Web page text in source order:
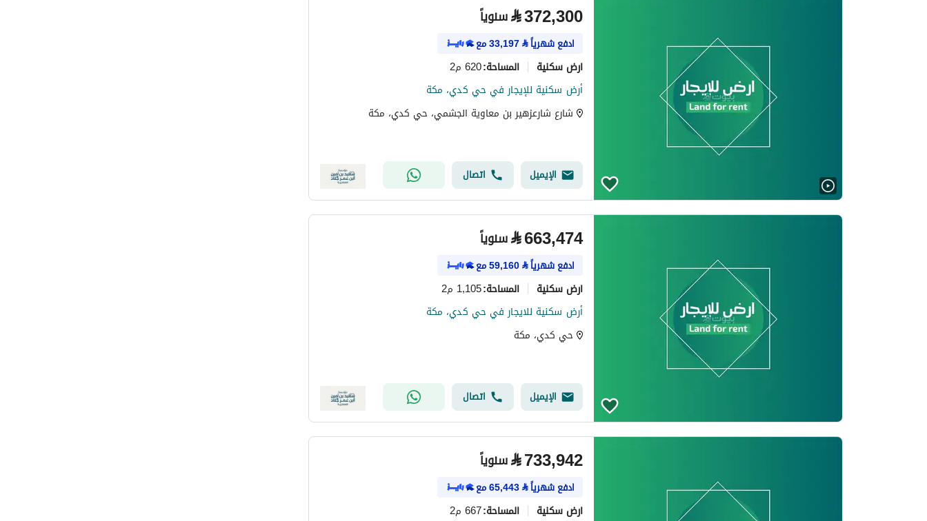
⃁372,300 سنوياً
ادفع شهرياً⃁
33,197مع
ارض سكنية المساحة:620 م2
أرض سكنية للإيجار في حي كدي، مكة
شارع شارعزهير بن معاوية الجشمي، حي كدي، مكة
الإيميل اتصال
⃁663,474 سنوياً
ادفع شهرياً⃁
59,160مع
ارض سكنية المساحة:1,105 م2
أرض سكنية للايجار في حي كدي، مكة
حي كدي، مكة
الإيميل اتصال
⃁733,942 سنوياً
ادفع شهرياً⃁
65,443مع
ارض سكنية المساحة:667 م2